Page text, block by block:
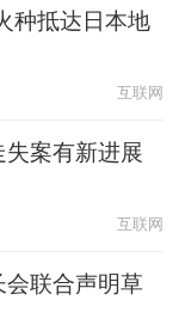
种抵达日本地
互联网
案有新进展
互联网
会联合声明草